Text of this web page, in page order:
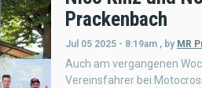
Prackenbach
Jul 05 2025 - 8:19am , by MR
Auch am vergangenen
Vereinsfahrer bei